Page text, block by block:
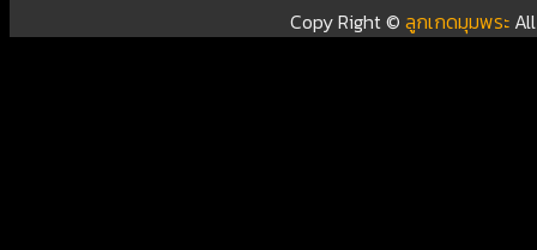
Copy Right ©ลูกเกดมุมพระ